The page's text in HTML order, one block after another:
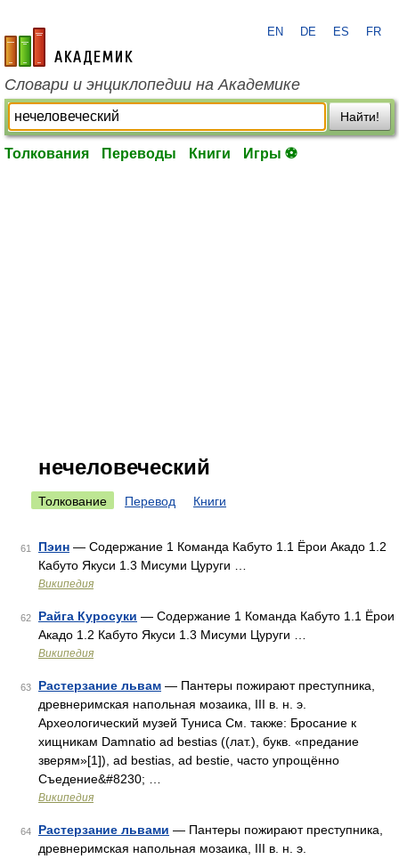
academic.ru
EN DE ES FR
Словари и энциклопедии на Академике
Найти!
Толкования Переводы Книги Игры ⚽
нечеловеческий
Толкование Перевод Книги
61 Пэин — Содержание 1 Команда Кабуто 1.1 Ёрои Акадо 1.2
Кабуто Якуси 1.3 Мисуми Цуруги …
Википедия
62 Райга Куросуки — Содержание 1 Команда Кабуто 1.1 Ёрои
Акадо 1.2 Кабуто Якуси 1.3 Мисуми Цуруги …
Википедия
63 Растерзание львам — Пантеры пожирают преступника,
древнеримская напольная мозаика, III в. н. э.
Археологический музей Туниса См. также: Бросание к
хищникам Damnatio ad bestias ((лат.), букв. «предание
зверям»[1]), ad bestias, ad bestie, часто упрощённо
Съедение&#8230; …
Википедия
64 Растерзание львами — Пантеры пожирают преступника,
древнеримская напольная мозаика, III в. н. э.